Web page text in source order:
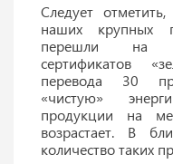
Следует
наших крупных
перешли на
сертификатов
перевода 30
«чистую»
продукции на
возрастает. В
количество таких